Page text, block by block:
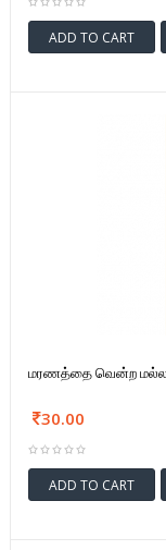
ADD TO CART
மரணத்தை வென்ற
30.00
ADD TO CART